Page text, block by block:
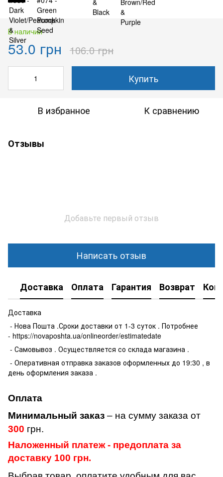
В наличии
53.0 грн 106.0 грн
Купить
В избранное К сравнению
Отзывы
Добавьте первый отзыв
Написать отзыв
Доставка Оплата Гарантия Возврат
Доставка
- Нова Пошта .Сроки доставки от 1-3 суток . Потробнее
- https://novaposhta.ua/onlineorder/estimatedate
- Самовывоз . Осуществляется со склада магазина .
- Оперативная отправка заказов оформленных до 19:30 , в
день оформления заказа .
Оплата
Минимальный заказ – на сумму заказа от
300 грн.
Наложенный платеж - предоплата за
доставку 100 грн.